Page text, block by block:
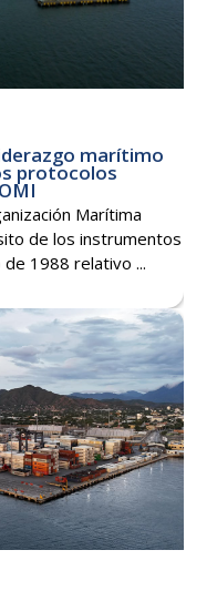
marítimo
protocolos
Marítima
de los instrumentos
1988 relativo ...